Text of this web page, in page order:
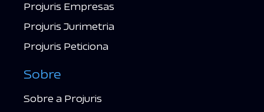
Projuris Jurimetria
Projuris Peticiona
Trabalhe na Projuris